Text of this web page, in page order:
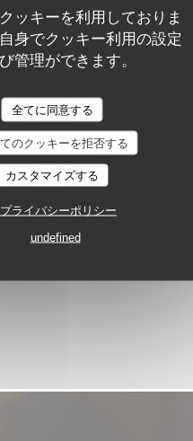
ッキーを利用しておりま
身でクッキー利用の設定
管理ができます。
全てに同意する
のクッキーを拒否する
カスタマイズする
プライバシーポリシー
undefined
ュー: 5/5 品質-価格: 5/5